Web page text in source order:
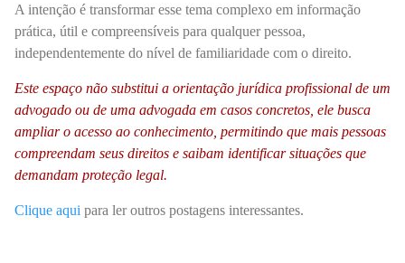
A intenção é transformar esse tema complexo em informação
prática, útil e compreensíveis para qualquer pessoa,
independentemente do nível de familiaridade com o direito.
Este espaço não substitui a orientação jurídica profissional de um
advogado ou de uma advogada em casos concretos, ele busca
ampliar o acesso ao conhecimento, permitindo que mais pessoas
compreendam seus direitos e saibam identificar situações que
demandam proteção legal.
Clique aqui para ler outros postagens interessantes.